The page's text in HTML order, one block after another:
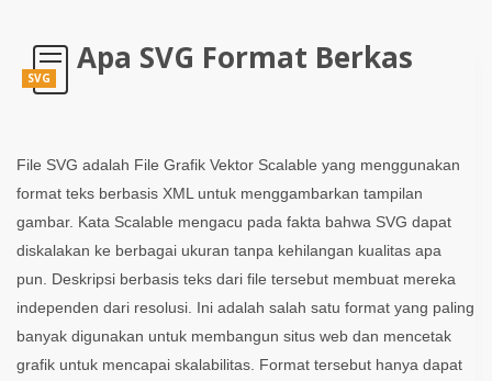
SVG
Apa SVG Format Berkas
File SVG adalah File Grafik Vektor Scalable yang menggunakan
format teks berbasis XML untuk menggambarkan tampilan
gambar. Kata Scalable mengacu pada fakta bahwa SVG dapat
diskalakan ke berbagai ukuran tanpa kehilangan kualitas apa
pun. Deskripsi berbasis teks dari file tersebut membuat mereka
independen dari resolusi. Ini adalah salah satu format yang paling
banyak digunakan untuk membangun situs web dan mencetak
grafik untuk mencapai skalabilitas. Format tersebut hanya dapat